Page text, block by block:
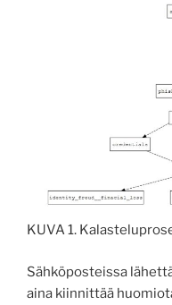
KUVA 1.
Sähköposteissa
aina kiinnittää